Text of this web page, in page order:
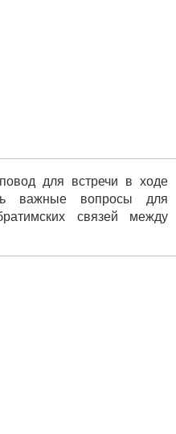
для встречи в ходе
важные вопросы для
связей между